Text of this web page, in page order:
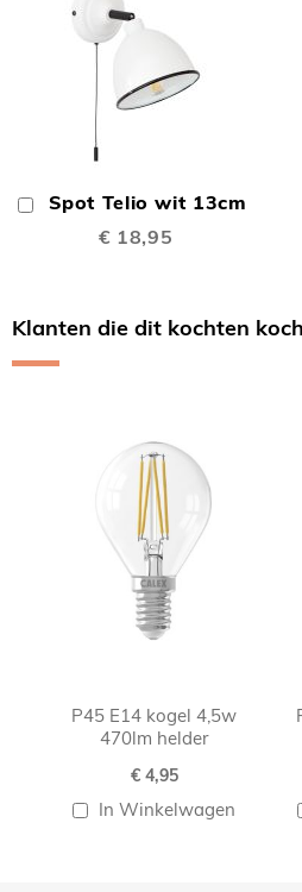
Spot Telio wit 13cm
€ 18,95
In
Winkelwagen
Klanten die dit kochten
P45 E14 kogel 4,5w
470lm helder
€ 4,95
In Winkelwagen